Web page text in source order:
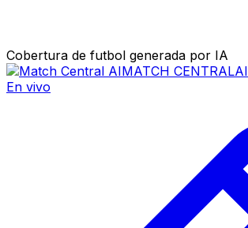
Cobertura de futbol generada por IA
MATCH CENTRALAI
En vivo